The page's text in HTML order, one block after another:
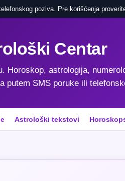
poziva. Pre korišćenja
Centar
Horoskop, astrologija,
putem SMS poruke ili
Astrološki tekstovi